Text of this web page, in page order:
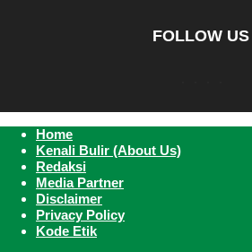
FOLLOW US
Home
Kenali Bulir (About Us)
Redaksi
Media Partner
Disclaimer
Privacy Policy
Kode Etik